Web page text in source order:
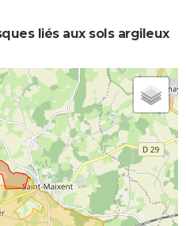
liés aux sols argileux